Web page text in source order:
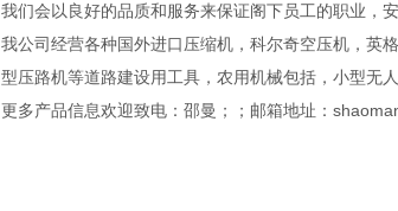
我们会以良好的品质和服务来保证阁下员工的职业，
我公司经营各种国外进口压缩机，科尔奇空压机，英
型压路机等道路建设用工具，农用机械包括，小型无
更多产品信息欢迎致电：邵曼；；邮箱地址：